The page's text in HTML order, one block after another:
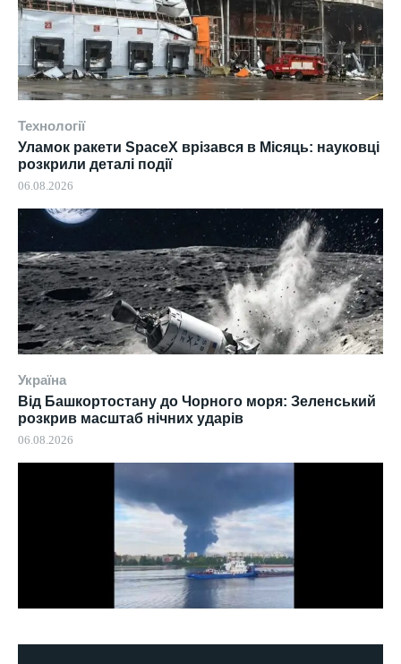
Технології
Уламок ракети SpaceX врізався в Місяць: науковці
розкрили деталі події
06.08.2026
Україна
Від Башкортостану до Чорного моря: Зеленський
розкрив масштаб нічних ударів
06.08.2026